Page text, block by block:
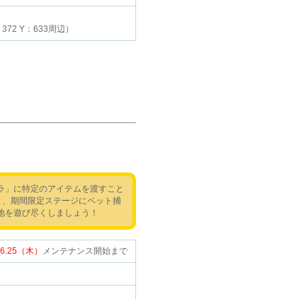
Y：633周辺）
に特定のアイテムを渡すこと
期間限定ステージにペット捕
遊び尽くしましょう！
（木） メンテナンス開始まで